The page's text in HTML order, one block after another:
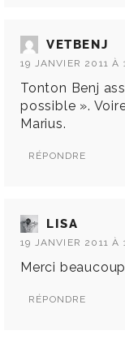
VETBENJ
19 JANVIER 2011 À
Tonton Benj
possible ».
Marius.
RÉPONDRE
LISA
19 JANVIER 2011 À
Merci
RÉPONDRE